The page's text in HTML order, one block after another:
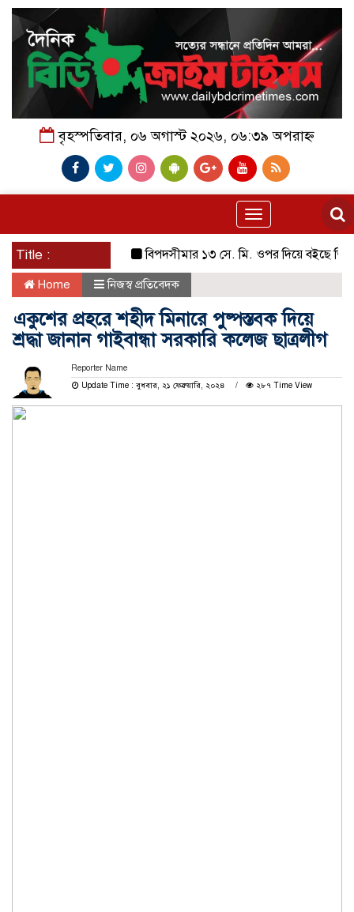
বৃহস্পতিবার, ০৬ অগাস্ট ২০২৬, ০৬:৩৯ অপরাহ্ন
Toggle
navigation
Title : বিপদসীমার ১৩ সে. মি. ওপর দিয়ে বইছে তিস্তার
Home নিজস্ব প্রতিবেদক
একুশের প্রহরে শহীদ মিনারে পুষ্পস্তবক দিয়ে
শ্রদ্ধা জানান গাইবান্ধা সরকারি কলেজ ছাত্রলীগ
Reporter Name
Update Time : বুধবার, ২১ ফেব্রুয়ারি, ২০২৪
২৮৭ Time View